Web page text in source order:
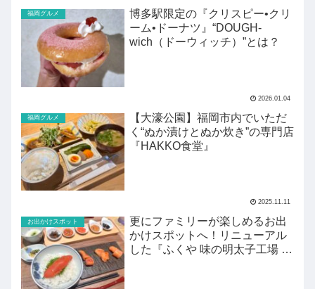
福岡グルメ
博多駅限定の『クリスピー•クリ
ーム•ドーナツ』“DOUGH-
wich（ドーウィッチ）”とは？
2026.01.04
福岡グルメ
【大濠公園】福岡市内でいただ
く“ぬか漬けとぬか炊き”の専門店
『HAKKO食堂』
2025.11.11
お出かけスポット
更にファミリーが楽しめるお出
かけスポットへ！リニューアル
した『ふくや 味の明太子工場 ハ